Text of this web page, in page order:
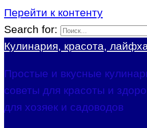
Перейти к контенту
Search for:
Кулинария, красота,
Простые и вкусные
советы для красоты и
для хозяек и садоводов